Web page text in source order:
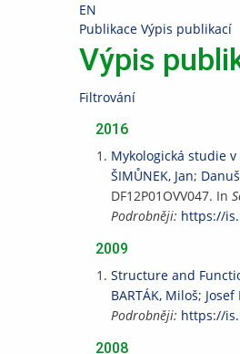
EN
>
Publikace >
Výpis publikací
Výpis
Filtrování
2016
Mykologická studie v
ŠIMŮNEK, Jan;
DF12P01OVV047. In
Podrobněji: https://
2009
Structure and
BARTÁK, Miloš; Josef
Podrobněji: https://
2008